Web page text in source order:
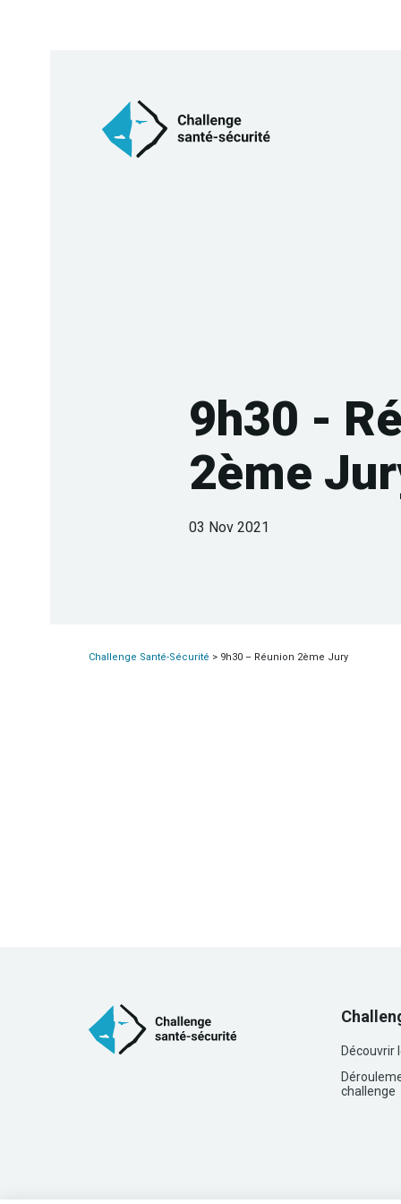
9h30 -
2ème
03 Nov 2021
Challenge Santé-Sécurité > 9h30 – Réunion 2ème Jury
Découvrir
challenge